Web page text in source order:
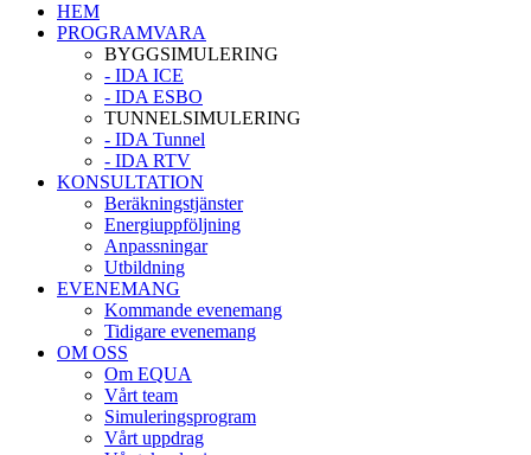
HEM
PROGRAMVARA
BYGGSIMULERING
- IDA ICE
- IDA ESBO
TUNNELSIMULERING
- IDA Tunnel
- IDA RTV
KONSULTATION
Beräkningstjänster
Energiuppföljning
Anpassningar
Utbildning
EVENEMANG
Kommande evenemang
Tidigare evenemang
OM OSS
Om EQUA
Vårt team
Simuleringsprogram
Vårt uppdrag